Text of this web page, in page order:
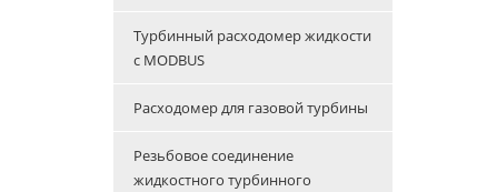
Турбинный расходомер жидкости
с MODBUS
Расходомер для газовой турбины
Резьбовое соединение
жидкостного турбинного